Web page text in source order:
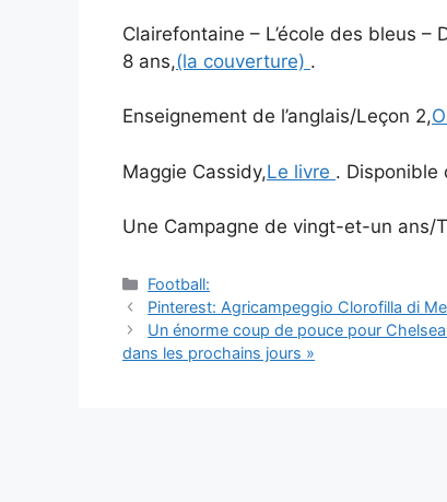
Clairefontaine – L’école des bleus
8 ans,(la couverture) .
Enseignement de l’anglais/Leçon 2,
Maggie Cassidy,Le livre . Disponible
Une Campagne de vingt-et-un ans/
Catégories
Football:
Navigation
des
articles
Pinterest: Agricampeggio Clorofilla di
Un énorme coup de pouce pour
dans les prochains jours »